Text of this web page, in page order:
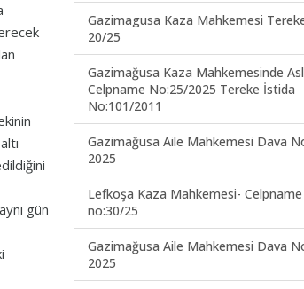
gün
Gazimagusa Kaza Mahkemesi
20/25
Gazimağusa Kaza Mahkemesinde
Celpname No:25/2025 Tereke İstida
No:101/2011
Gazimağusa Aile Mahkemesi Dava
2025
Lefkoşa Kaza Mahkemesi- Celpname
no:30/25
Gazimağusa Aile Mahkemesi Dava
2025